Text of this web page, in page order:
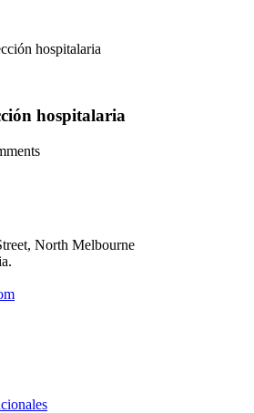
hospitalaria
hospitalaria
North Melbourne